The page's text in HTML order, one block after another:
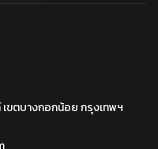
ขตบางกอกน้อย กรุงเทพฯ